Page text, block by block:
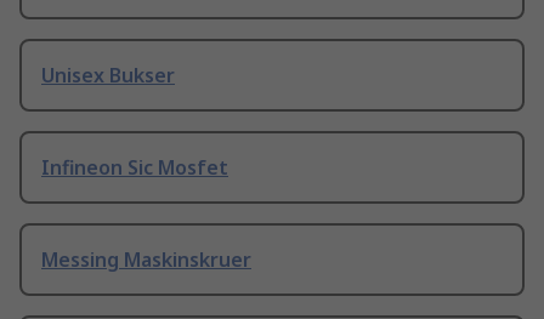
Unisex Bukser
Infineon Sic Mosfet
Messing Maskinskruer